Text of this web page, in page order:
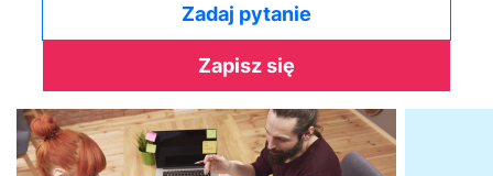
Zadaj pytanie
Zapisz się
Obraz